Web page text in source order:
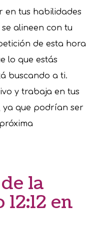
en tus habilidades
alineen con tu
de esta hora
lo que estás
buscando a ti.
y trabaja en tus
ya que podrían ser
la
en